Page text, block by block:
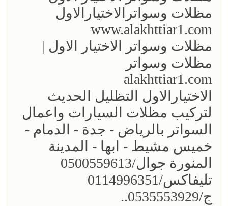
مظلات وسواترالاختيارالاول
www.alakhttiar1.com
مظلات وسواتر الاختيار الاول |
مظلات وسواتر
alakhttiar1.com
الاختيارالاول التظليل الحديث
لتركيب مظلات السيارات واعمال
السواتر بالرياض - جدة - الدمام -
خميس مشيط - ابها - المدينة
المنورة جوال/0500559613
تليفاكس/0114996351
ج/0535553929..